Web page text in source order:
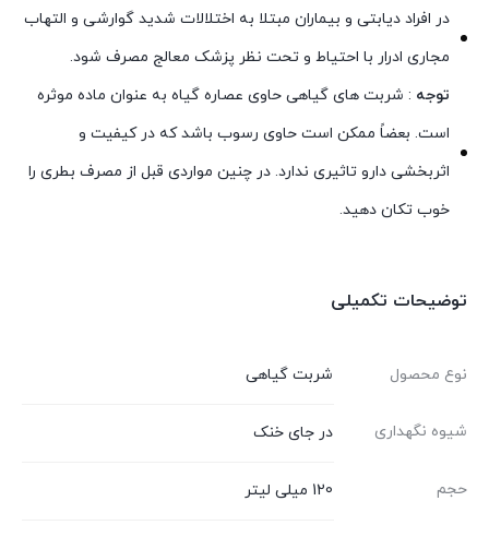
در افراد دیابتی و بیماران مبتلا به اختلالات شدید گوارشی و التهاب
مجاری ادرار با احتیاط و تحت نظر پزشک معالج مصرف شود.
توجه : شربت های گیاهی حاوی عصاره گیاه به عنوان ماده موثره
است. بعضاً ممکن است حاوی رسوب باشد که در کیفیت و
اثربخشی دارو تاثیری ندارد. در چنین مواردی قبل از مصرف بطری را
خوب تکان دهید.
توضیحات تکمیلی
نوع محصول شربت گیاهی
شیوه نگهداری در جای خنک
حجم 120 میلی لیتر